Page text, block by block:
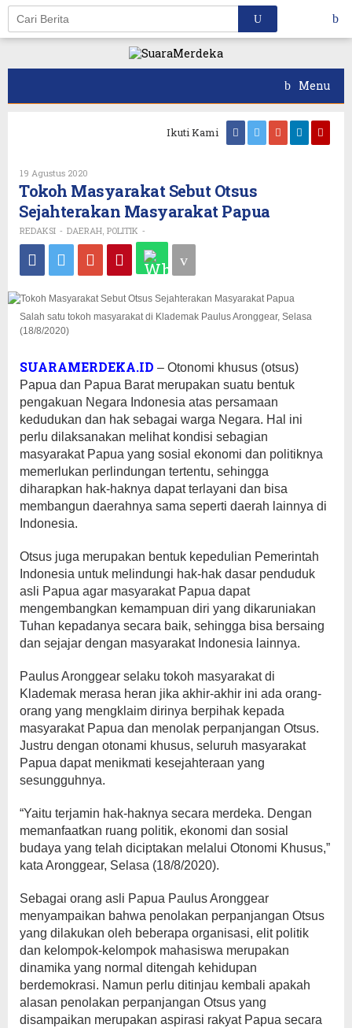
Skip
content
Menu
Ikuti Kami
19 Agustus 2020
Tokoh Masyarakat Sebut Otsus
Sejahterakan Masyarakat Papua
REDAKSI - DAERAH POLITIK -
Salah satu tokoh masyarakat di Klademak Paulus Aronggear, Selasa
(18/8/2020)
SUARAMERDEKA.ID – Otonomi khusus (otsus)
Papua dan Papua Barat merupakan suatu bentuk
pengakuan Negara Indonesia atas persamaan
kedudukan dan hak sebagai warga Negara. Hal ini
perlu dilaksanakan melihat kondisi sebagian
masyarakat Papua yang sosial ekonomi dan politiknya
memerlukan perlindungan tertentu, sehingga
diharapkan hak-haknya dapat terlayani dan bisa
membangun daerahnya sama seperti daerah lainnya di
Indonesia.
Otsus juga merupakan bentuk kepedulian Pemerintah
Indonesia untuk melindungi hak-hak dasar penduduk
asli Papua agar masyarakat Papua dapat
mengembangkan kemampuan diri yang dikaruniakan
Tuhan kepadanya secara baik, sehingga bisa bersaing
dan sejajar dengan masyarakat Indonesia lainnya.
Paulus Aronggear selaku tokoh masyarakat di
Klademak merasa heran jika akhir-akhir ini ada orang-
orang yang mengklaim dirinya berpihak kepada
masyarakat Papua dan menolak perpanjangan Otsus.
Justru dengan otonami khusus, seluruh masyarakat
Papua dapat menikmati kesejahteraan yang
sesungguhnya.
“Yaitu terjamin hak-haknya secara merdeka. Dengan
memanfaatkan ruang politik, ekonomi dan sosial
budaya yang telah diciptakan melalui Otonomi Khusus,”
kata Aronggear, Selasa (18/8/2020).
Sebagai orang asli Papua Paulus Aronggear
menyampaikan bahwa penolakan perpanjangan Otsus
yang dilakukan oleh beberapa organisasi, elit politik
dan kelompok-kelompok mahasiswa merupakan
dinamika yang normal ditengah kehidupan
berdemokrasi. Namun perlu ditinjau kembali apakah
alasan penolakan perpanjangan Otsus yang
disampaikan merupakan aspirasi rakyat Papua secara